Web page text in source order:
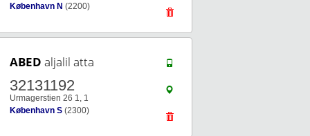
København N (2200)
ABED aljalil atta
32131192
Urmagerstien 26 1, 1
København S (2300)